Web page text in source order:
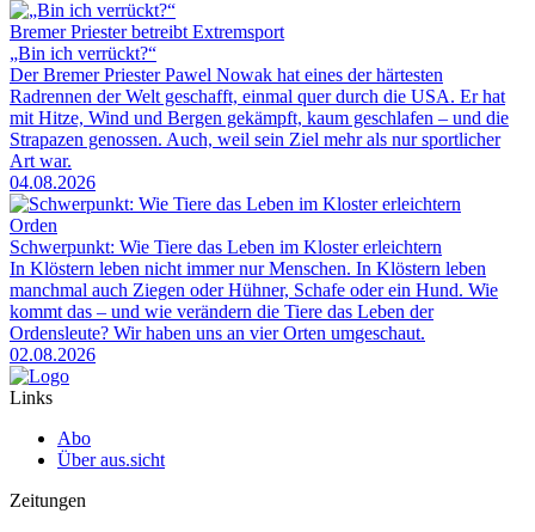
Bremer Priester betreibt Extremsport
„Bin ich verrückt?“
Der Bremer Priester Pawel Nowak hat eines der härtesten
Radrennen der Welt geschafft, einmal quer durch die USA. Er hat
mit Hitze, Wind und Bergen gekämpft, kaum geschlafen – und die
Strapazen genossen. Auch, weil sein Ziel mehr als nur sportlicher
Art war.
04.08.2026
Orden
Schwerpunkt: Wie Tiere das Leben im Kloster erleichtern
In Klöstern leben nicht immer nur Menschen. In Klöstern leben
manchmal auch Ziegen oder Hühner, Schafe oder ein Hund. Wie
kommt das – und wie verändern die Tiere das Leben der
Ordensleute? Wir haben uns an vier Orten umgeschaut.
02.08.2026
Links
Abo
Über aus.sicht
Zeitungen